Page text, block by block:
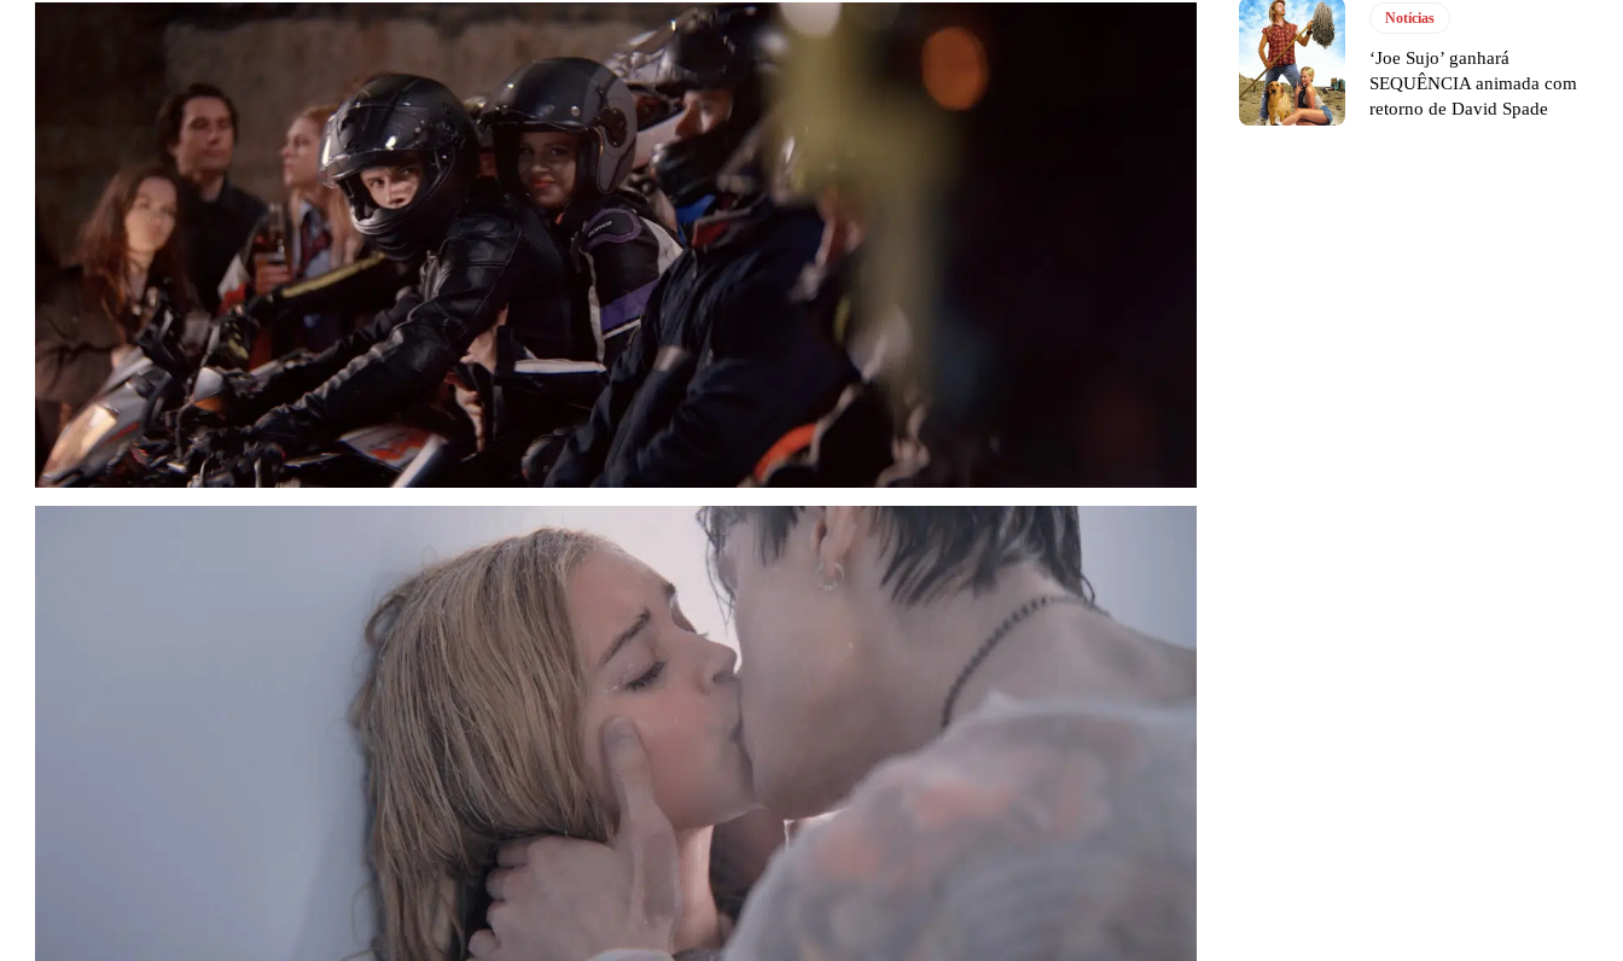
Notícias
‘Joe Sujo’ ganhará
SEQUÊNCIA animada com
retorno de David Spade